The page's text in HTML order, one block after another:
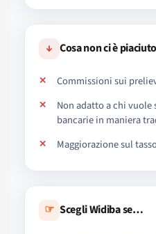
↓ Cosa non ci è piaciuto
Commissioni sui
Non adatto a chi vuole
bancarie in maniera
Maggiorazione sul
☞ Scegli Widiba se…